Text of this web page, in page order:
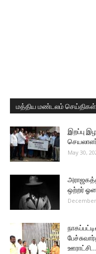
மத்திய மண்டலம் செய்திகள்
இறப்பு
May 30,
ஒற்றர்
ஊராட்சி...